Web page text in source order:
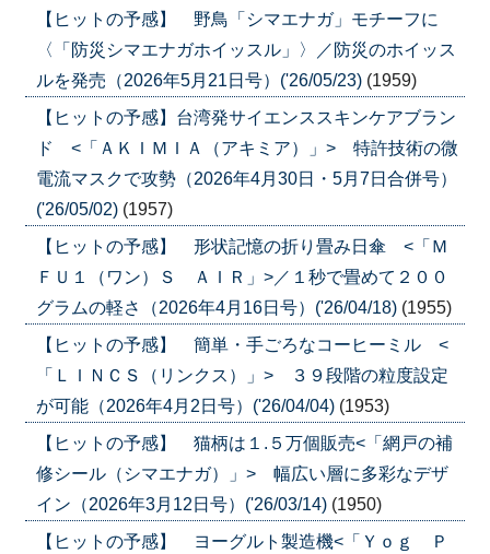
【ヒットの予感】 野鳥「シマエナガ」モチーフに
〈「防災シマエナガホイッスル」〉／防災のホイッス
ルを発売（2026年5月21日号）('26/05/23) (1959)
【ヒットの予感】台湾発サイエンススキンケアブラン
ド <「ＡＫＩＭＩＡ（アキミア）」> 特許技術の微
電流マスクで攻勢（2026年4月30日・5月7日合併号）
('26/05/02) (1957)
【ヒットの予感】 形状記憶の折り畳み日傘 <「Ｍ
ＦＵ１（ワン）Ｓ ＡＩＲ」>／１秒で畳めて２００
グラムの軽さ（2026年4月16日号）('26/04/18) (1955)
【ヒットの予感】 簡単・手ごろなコーヒーミル <
「ＬＩＮＣＳ（リンクス）」> ３９段階の粒度設定
が可能（2026年4月2日号）('26/04/04) (1953)
【ヒットの予感】 猫柄は１.５万個販売<「網戸の補
修シール（シマエナガ）」> 幅広い層に多彩なデザ
イン（2026年3月12日号）('26/03/14) (1950)
【ヒットの予感】 ヨーグルト製造機<「Ｙｏｇ Ｐ